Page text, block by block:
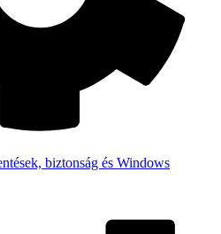
biztonság és Windows